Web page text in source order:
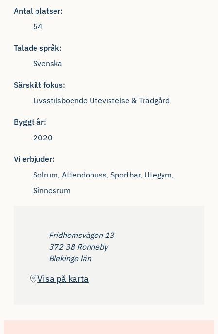
Antal platser:
54
Talade språk:
Svenska
Särskilt fokus:
Livsstilsboende Utevistelse & Trädgård
Byggt år:
2020
Vi erbjuder:
Solrum, Attendobuss, Sportbar, Utegym,
Sinnesrum
AdressFridhemsvägen 13
372 38 Ronneby
Blekinge län
Visa på karta